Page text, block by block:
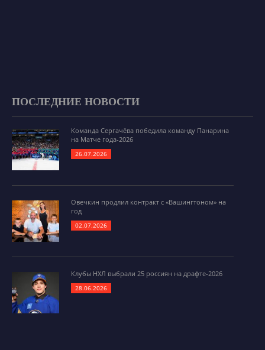
ПОСЛЕДНИЕ НОВОСТИ
Команда Сергачёва победила команду Панарина
на Матче года-2026
26.07.2026
Овечкин продлил контракт с «Вашингтоном» на
год
02.07.2026
Клубы НХЛ выбрали 25 россиян на драфте-2026
28.06.2026